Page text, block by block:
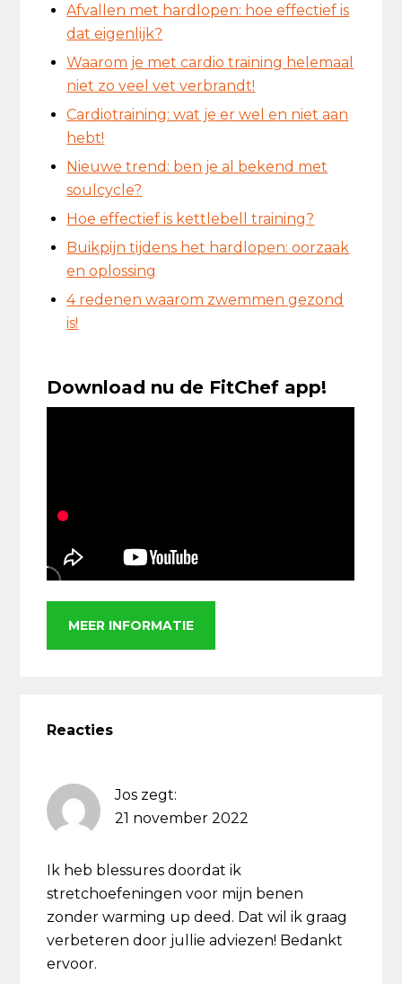
Afvallen met hardlopen: hoe effectief is
dat eigenlijk?
Waarom je met cardio training helemaal
niet zo veel vet verbrandt!
Cardiotraining: wat je er wel en niet aan
hebt!
Nieuwe trend: ben je al bekend met
soulcycle?
Hoe effectief is kettlebell training?
Buikpijn tijdens het hardlopen: oorzaak
en oplossing
4 redenen waarom zwemmen gezond
is!
Download nu de FitChef app!
MEER INFORMATIE
Interacties
Reacties
Jos zegt:
21 november 2022
Ik heb blessures doordat ik
stretchoefeningen voor mijn benen
zonder warming up deed. Dat wil ik graag
verbeteren door jullie adviezen! Bedankt
ervoor.